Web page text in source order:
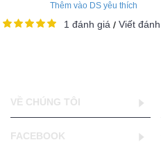
Thêm vào DS yêu thích
1 đánh giá / Viết
VỀ CHÚNG TÔI
FACEBOOK